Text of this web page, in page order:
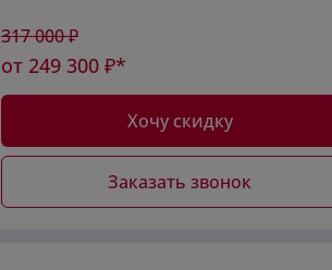
317 000₽
от 249 300 ₽*
Хочу скидку
Заказать звонок